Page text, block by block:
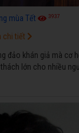
mùa Tết 3937
đảo khán giả mà cơ
lớn cho nhiều
chi tiết